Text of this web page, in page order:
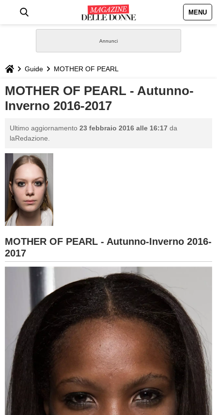
MENU
STILE
BIOGRAFIE
DEFINIZIONI
GASTRONOMIA
CAPELLI
SESSO
DIETA
Guide MOTHER OF PEARL
MOTHER OF PEARL - Autunno-
Inverno 2016-2017
Ultimo aggiornamento 23 febbraio 2016 alle 16:17 da
laRedazione.
MOTHER OF PEARL - Autunno-Inverno 2016-
2017